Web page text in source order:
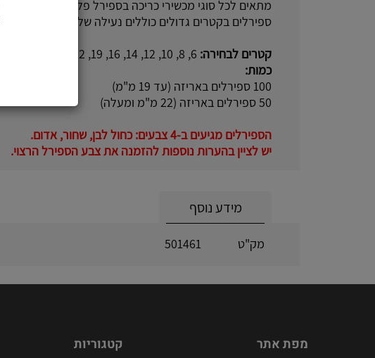
מתאים לכל סוגי מכשירי כריכה בספירל פלסטיק.
ספירלים בקטרים גדולים כוללים נעילה של הספירל.
קטרים לבחירה:
כמות:
100 ספירלים באריזה (עד 19 מ"מ)
50 ספירלים באריזה (22 מ"מ ומעלה)
הספירלים מגיעים ב-4 צבעים: כחול לבן, שחור, אדום.
יש לציין בהערות נוספות להזמנה את צבע הספירל הרצוי.
מידע נוסף
מק"ט 501461
מפת אתר קטגוריות